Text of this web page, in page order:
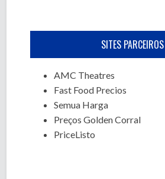
SITES PARCEIROS
AMC Theatres
Fast Food Precios
Semua Harga
Preços Golden Corral
PriceListo